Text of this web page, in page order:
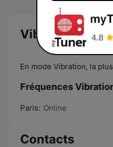
Vibration
En mode Vibration, la
Fréquences
Paris: Online
Contacts